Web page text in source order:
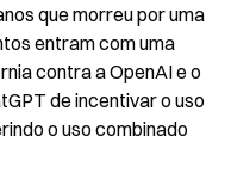
que morreu por uma
entram com uma
contra a OpenAI e o
de incentivar o uso
o uso combinado